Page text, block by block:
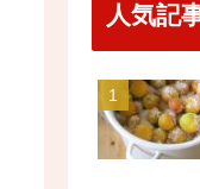
人気記